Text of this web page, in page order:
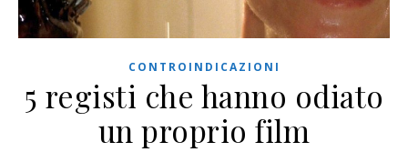
CONTROINDICAZIONI
5 registi che hanno odiato
un proprio film